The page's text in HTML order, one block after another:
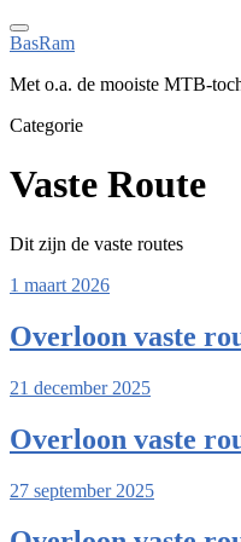
BasRam
Met o.a. de mooiste MTB-
Categorie
Vaste Route
Dit zijn de vaste routes
1 maart 2026
Overloon vaste
21 december 2025
Overloon vaste
27 september 2025